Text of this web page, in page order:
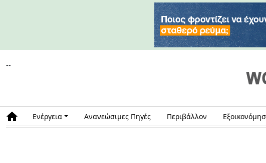
--
Ενέργεια Ανανεώσιμες Πηγές Περιβάλλον